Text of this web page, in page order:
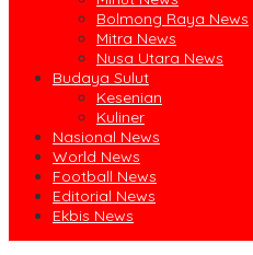
Bolmong Raya News
Mitra News
Nusa Utara News
Budaya Sulut
Kesenian
Kuliner
Nasional News
World News
Football News
Editorial News
Ekbis News